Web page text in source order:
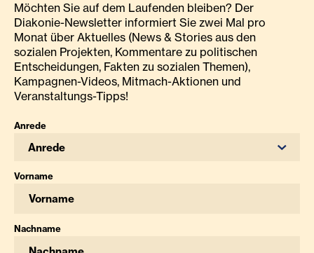
Möchten Sie auf dem Laufenden bleiben? Der
Diakonie-Newsletter informiert Sie zwei Mal pro
Monat über Aktuelles (News & Stories aus den
sozialen Projekten, Kommentare zu politischen
Entscheidungen, Fakten zu sozialen Themen),
Kampagnen-Videos, Mitmach-Aktionen und
Veranstaltungs-Tipps!
Anrede
Anrede
Vorname
Nachname